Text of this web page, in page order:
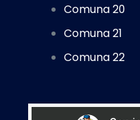
Comuna 20
Comuna 21
Comuna 22